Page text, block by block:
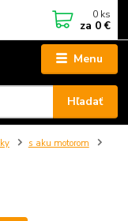
Menu
Hľadať
0 ks
za 0 €
s aku motorom